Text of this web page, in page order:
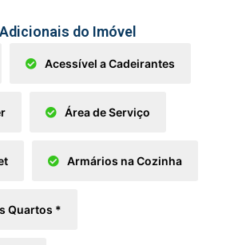
do Imóvel
Acessível a Cadeirantes
Área de Serviço
Armários na Cozinha
Quartos *